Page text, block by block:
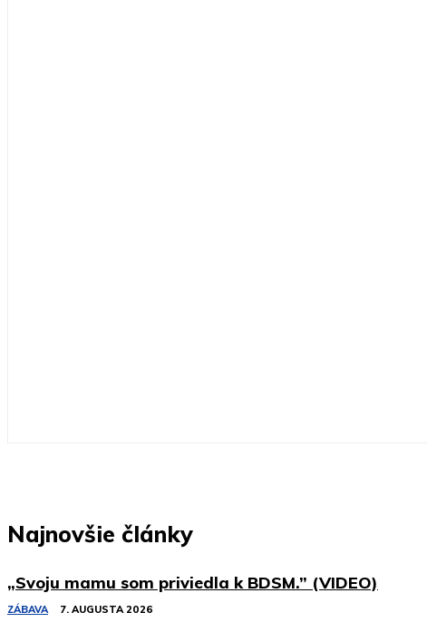
Najnovšie články
„Svoju mamu som priviedla k BDSM.” (VIDEO)
ZÁBAVA 7. AUGUSTA 2026